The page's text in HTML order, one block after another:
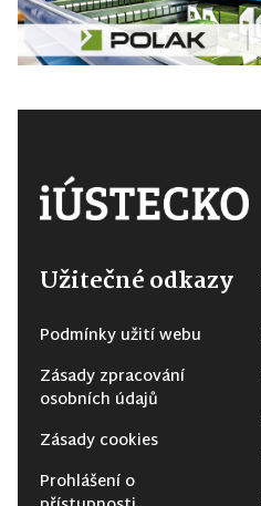
Užitečné odkazy
Podmínky užití webu
Zásady zpracování
osobních údajů
Zásady cookies
Prohlášení o